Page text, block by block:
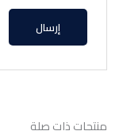
منتجات ذات صلة